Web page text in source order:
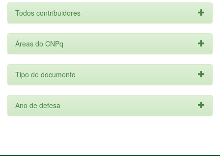
Todos contribuidores
Áreas do CNPq
Tipo de documento
Ano de defesa